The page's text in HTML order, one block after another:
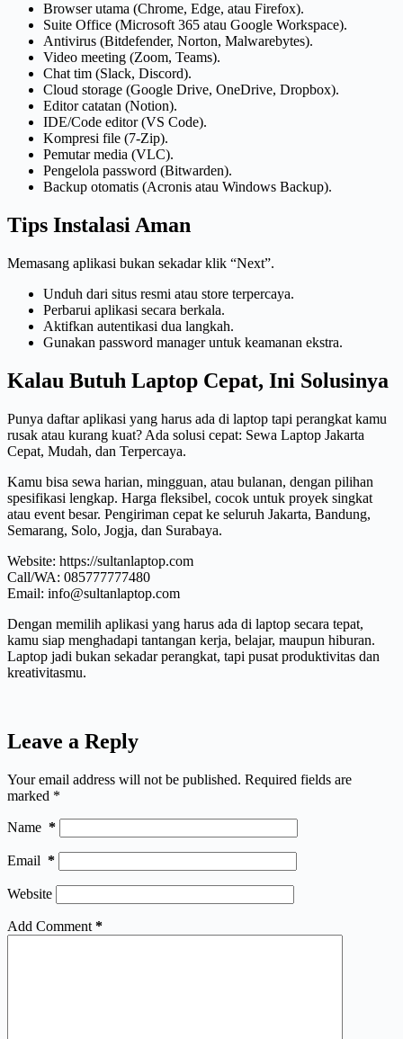
Browser utama (Chrome, Edge, atau Firefox).
Suite Office (Microsoft 365 atau Google Workspace).
Antivirus (Bitdefender, Norton, Malwarebytes).
Video meeting (Zoom, Teams).
Chat tim (Slack, Discord).
Cloud storage (Google Drive, OneDrive, Dropbox).
Editor catatan (Notion).
IDE/Code editor (VS Code).
Kompresi file (7-Zip).
Pemutar media (VLC).
Pengelola password (Bitwarden).
Backup otomatis (Acronis atau Windows Backup).
Tips Instalasi Aman
Memasang aplikasi bukan sekadar klik “Next”.
Unduh dari situs resmi atau store terpercaya.
Perbarui aplikasi secara berkala.
Aktifkan autentikasi dua langkah.
Gunakan password manager untuk keamanan ekstra.
Kalau Butuh Laptop Cepat, Ini Solusinya
Punya daftar aplikasi yang harus ada di laptop tapi perangkat kamu
rusak atau kurang kuat? Ada solusi cepat: Sewa Laptop Jakarta
Cepat, Mudah, dan Terpercaya.
Kamu bisa sewa harian, mingguan, atau bulanan, dengan pilihan
spesifikasi lengkap. Harga fleksibel, cocok untuk proyek singkat
atau event besar. Pengiriman cepat ke seluruh Jakarta, Bandung,
Semarang, Solo, Jogja, dan Surabaya.
Website: https://sultanlaptop.com
Call/WA: 085777777480
Email: info@sultanlaptop.com
Dengan memilih aplikasi yang harus ada di laptop secara tepat,
kamu siap menghadapi tantangan kerja, belajar, maupun hiburan.
Laptop jadi bukan sekadar perangkat, tapi pusat produktivitas dan
kreativitasmu.
Leave a Reply
Your email address will not be published. Required fields are
marked *
Name *
Email *
Website
Add Comment *